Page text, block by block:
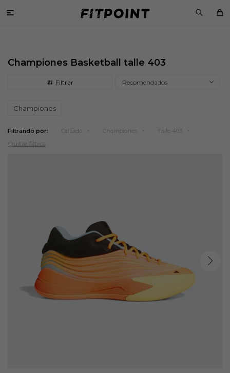

Championes Basketball talle 403
Recomendados
Championes
Filtrando por: Calzado Championes Talle 403
Quitar filtros